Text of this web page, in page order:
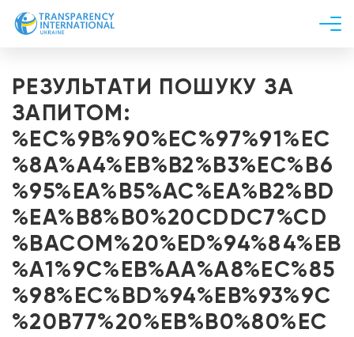
Новини
Дослідження
Напрями роботи
Долучитися
РЕЗУЛЬТАТИ ПОШУКУ ЗА
ЗАПИТОМ:
%EC%9B%90%EC%97%91%EC
%8A%A4%EB%B2%B3%EC%B6
%95%EA%B5%AC%EA%B2%BD
%EA%B8%B0%20CDDC7%CD
%BACOM%20%ED%94%84%EB
%A1%9C%EB%AA%A8%EC%85
%98%EC%BD%94%EB%93%9C
%20B77%20%EB%B0%80%EC